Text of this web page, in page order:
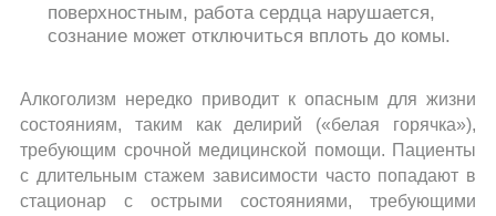
поверхностным, работа сердца нарушается,
сознание может отключиться вплоть до комы.
Алкоголизм нередко приводит к опасным для жизни
состояниям, таким как делирий («белая горячка»),
требующим срочной медицинской помощи. Пациенты
с длительным стажем зависимости часто попадают в
стационар с острыми состояниями, требующими